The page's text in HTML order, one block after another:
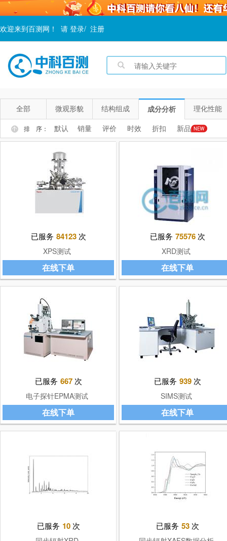
欢迎来到百测网！ 请 登录/ 注册
全部 微观形貌 结构组成 成分分析 理化性能
排 序： 默认 销量 评价 时效 折扣 新品
已服务 84123次
XPS测试
在线下单
已服务 75576次
XRD测试
在线下单
已服务 667次
电子探针EPMA测试
在线下单
已服务 939次
SIMS测试
在线下单
已服务 10次 已服务 53次